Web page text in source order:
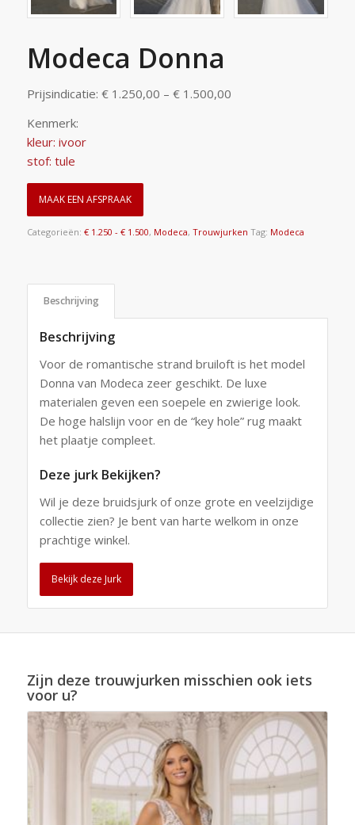
Modeca Donna
Prijsindicatie: € 1.250,00 – € 1.500,00
Kenmerk:
kleur: ivoor
stof: tule
MAAK EEN AFSPRAAK
Categorieën: € 1.250 - € 1.500, Modeca, Trouwjurken Tag: Modeca
Beschrijving
Beschrijving
Voor de romantische strand bruiloft is het model
Donna van Modeca zeer geschikt. De luxe
materialen geven een soepele en zwierige look.
De hoge halslijn voor en de “key hole” rug maakt
het plaatje compleet.
Deze jurk Bekijken?
Wil je deze bruidsjurk of onze grote en veelzijdige
collectie zien? Je bent van harte welkom in onze
prachtige winkel.
Bekijk deze Jurk
Zijn deze trouwjurken misschien ook iets
voor u?